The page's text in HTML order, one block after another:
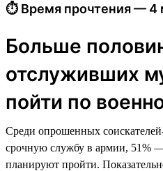
⏱ Время прочтения — 4
Больше
отслуживших
пойти по
Среди опрошенных
срочную службу в армии, 51%
планируют пройти.